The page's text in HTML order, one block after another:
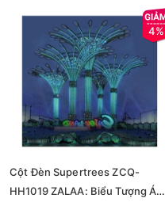
4%
Cột Đèn Supertrees ZCQ-
HH1019 ZALAA: Biểu Tượng Ánh